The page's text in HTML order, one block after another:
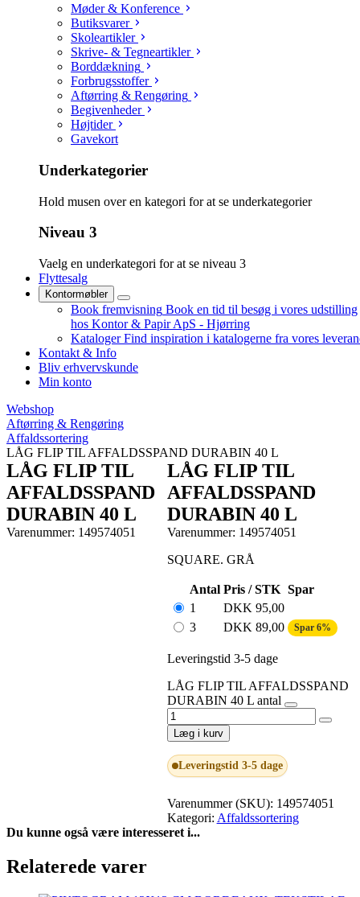
Møder & Konference
Butiksvarer
Skoleartikler
Skrive- & Tegneartikler
Borddækning
Forbrugsstoffer
Aftørring & Rengøring
Begivenheder
Højtider
Gavekort
Underkategorier
Hold musen over en kategori for at se underkategorier
Niveau 3
Vaelg en underkategori for at se niveau 3
Flyttesalg
Kontormøbler
Book fremvisning Book en tid til besøg i vores udstilling
hos Kontor & Papir ApS - Hjørring
Kataloger Find inspiration i katalogerne fra vores
Kontakt & Info
Bliv erhvervskunde
Min konto
Webshop
Aftørring & Rengøring
Affaldssortering
LÅG FLIP TIL AFFALDSSPAND DURABIN 40 L
LÅG FLIP TIL
AFFALDSSPAND
DURABIN 40 L
Varenummer: 149574051
LÅG FLIP TIL
AFFALDSSPAND
DURABIN 40 L
Varenummer: 149574051
SQUARE. GRÅ
Antal Pris / STK Spar
1
DKK 95,00
3
DKK 89,00 Spar 6%
Leveringstid 3-5 dage
LÅG FLIP TIL AFFALDSSPAND
DURABIN 40 L antal
Læg i kurv
Leveringstid 3-5 dage
Varenummer (SKU): 149574051
Kategori: Affaldssortering
Du kunne også være interesseret i...
Relaterede varer